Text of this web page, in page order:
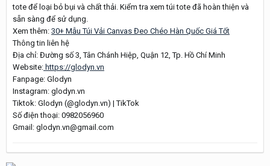
tote để loại bỏ bụi và chất thải. Kiểm tra xem túi tote đã hoàn thiện và
sẵn sàng để sử dụng.
Xem thêm: 30+ Mẫu Túi Vải Canvas Đeo Chéo Hàn Quốc Giá Tốt
Thông tin liên hệ
Địa chỉ: Đường số 3, Tân Chánh Hiệp, Quận 12, Tp. Hồ Chí Minh
Website: https://glodyn.vn
Fanpage: Glodyn
Instagram: glodyn.vn
Tiktok: Glodyn (@glodyn.vn) | TikTok
Số điện thoại: 0982056960
Gmail: glodyn.vn@gmail.com